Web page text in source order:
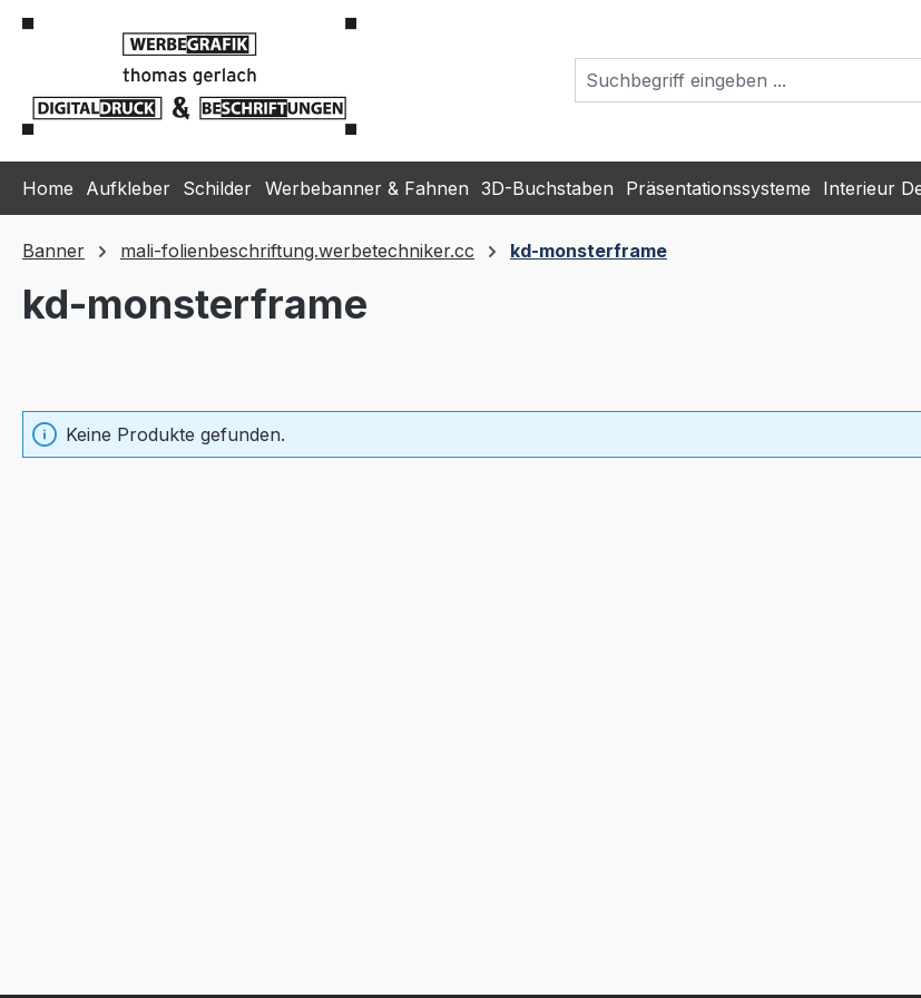
Hauptinhalt springen
Zur Suche springen
Zur Hauptnavigation springen
Home Aufkleber Schilder Werbebanner & Fahnen 3D-Buchstaben Präsentationssysteme Interieur
Banner mali-folienbeschriftung.werbetechniker.cc kd-monsterframe
kd-monsterframe
Keine Produkte gefunden.